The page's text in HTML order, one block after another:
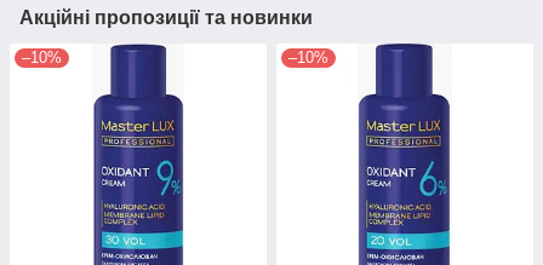
Акційні пропозиції та новинки
–10% –10%